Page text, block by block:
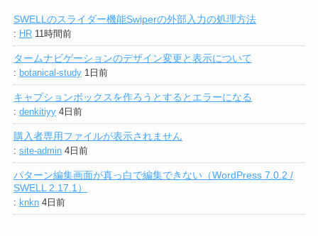
SWELLのスライダー機能Swiperの外部入力の処理方法
: HR 11時間前
タームナビゲーションのデザイン変更と表示について
: botanical-study 1日前
キャプションボックスを作ろうとするとエラーになる
: denkitiyy 4日前
購入者専用ファイルが表示されません
: site-admin 4日前
パターン編集画面が真っ白で編集できない（WordPress 7.0.2 /
SWELL 2.17.1）
: knkn 4日前